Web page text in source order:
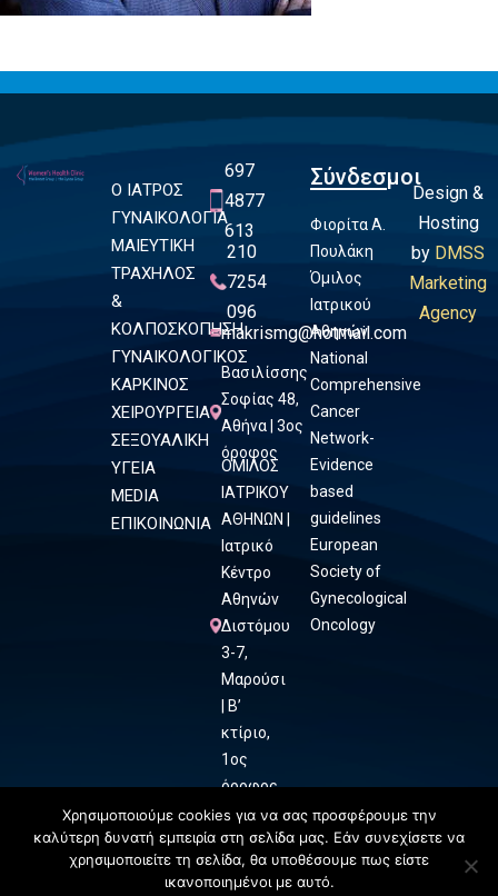
Ο ΙΑΤΡΟΣ
ΓΥΝΑΙΚΟΛΟΓΙΑ
ΜΑΙΕΥΤΙΚΗ
ΤΡΑΧΗΛΟΣ
&
ΚΟΛΠΟΣΚΟΠΗΣΗ
ΓΥΝΑΙΚΟΛΟΓΙΚΟΣ
ΚΑΡΚΙΝΟΣ
ΧΕΙΡΟΥΡΓΕΙΑ
ΣΕΞΟΥΑΛΙΚΗ
ΥΓΕΙΑ
MEDIA
ΕΠΙΚΟΙΝΩΝΙΑ
697
4877
613
210
7254
096
makrismg@hotmail.com
Βασιλίσσης
Σοφίας 48,
Αθήνα | 3ος
όροφος
ΟΜΙΛΟΣ
ΙΑΤΡΙΚΟΥ
ΑΘΗΝΩΝ |
Ιατρικό
Κέντρο
Αθηνών
Διστόμου
3-7,
Μαρούσι
| Β’
κτίριο,
1ος
όροφος
Σύνδεσμοι
Φιορίτα Α.
Πουλάκη
Όμιλος
Ιατρικού
Αθηνών
National
Comprehensive
Cancer
Network-
Evidence
based
guidelines
European
Society of
Gynecological
Oncology
Design &
Hosting
by DMSS
Marketing
Agency
Χρησιμοποιούμε cookies για να σας προσφέρουμε την
καλύτερη δυνατή εμπειρία στη σελίδα μας. Εάν συνεχίσετε να
χρησιμοποιείτε τη σελίδα, θα υποθέσουμε πως είστε
ικανοποιημένοι με αυτό.